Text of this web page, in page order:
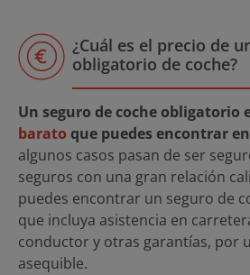
¿Cuál es el precio de
obligatorio de coche?
Un seguro de coche obligatorio
barato que puedes encontrar
algunos casos pasan de ser
seguros con una gran relación
puedes encontrar un seguro de
que incluya asistencia en
conductor y otras garantías, por
asequible.